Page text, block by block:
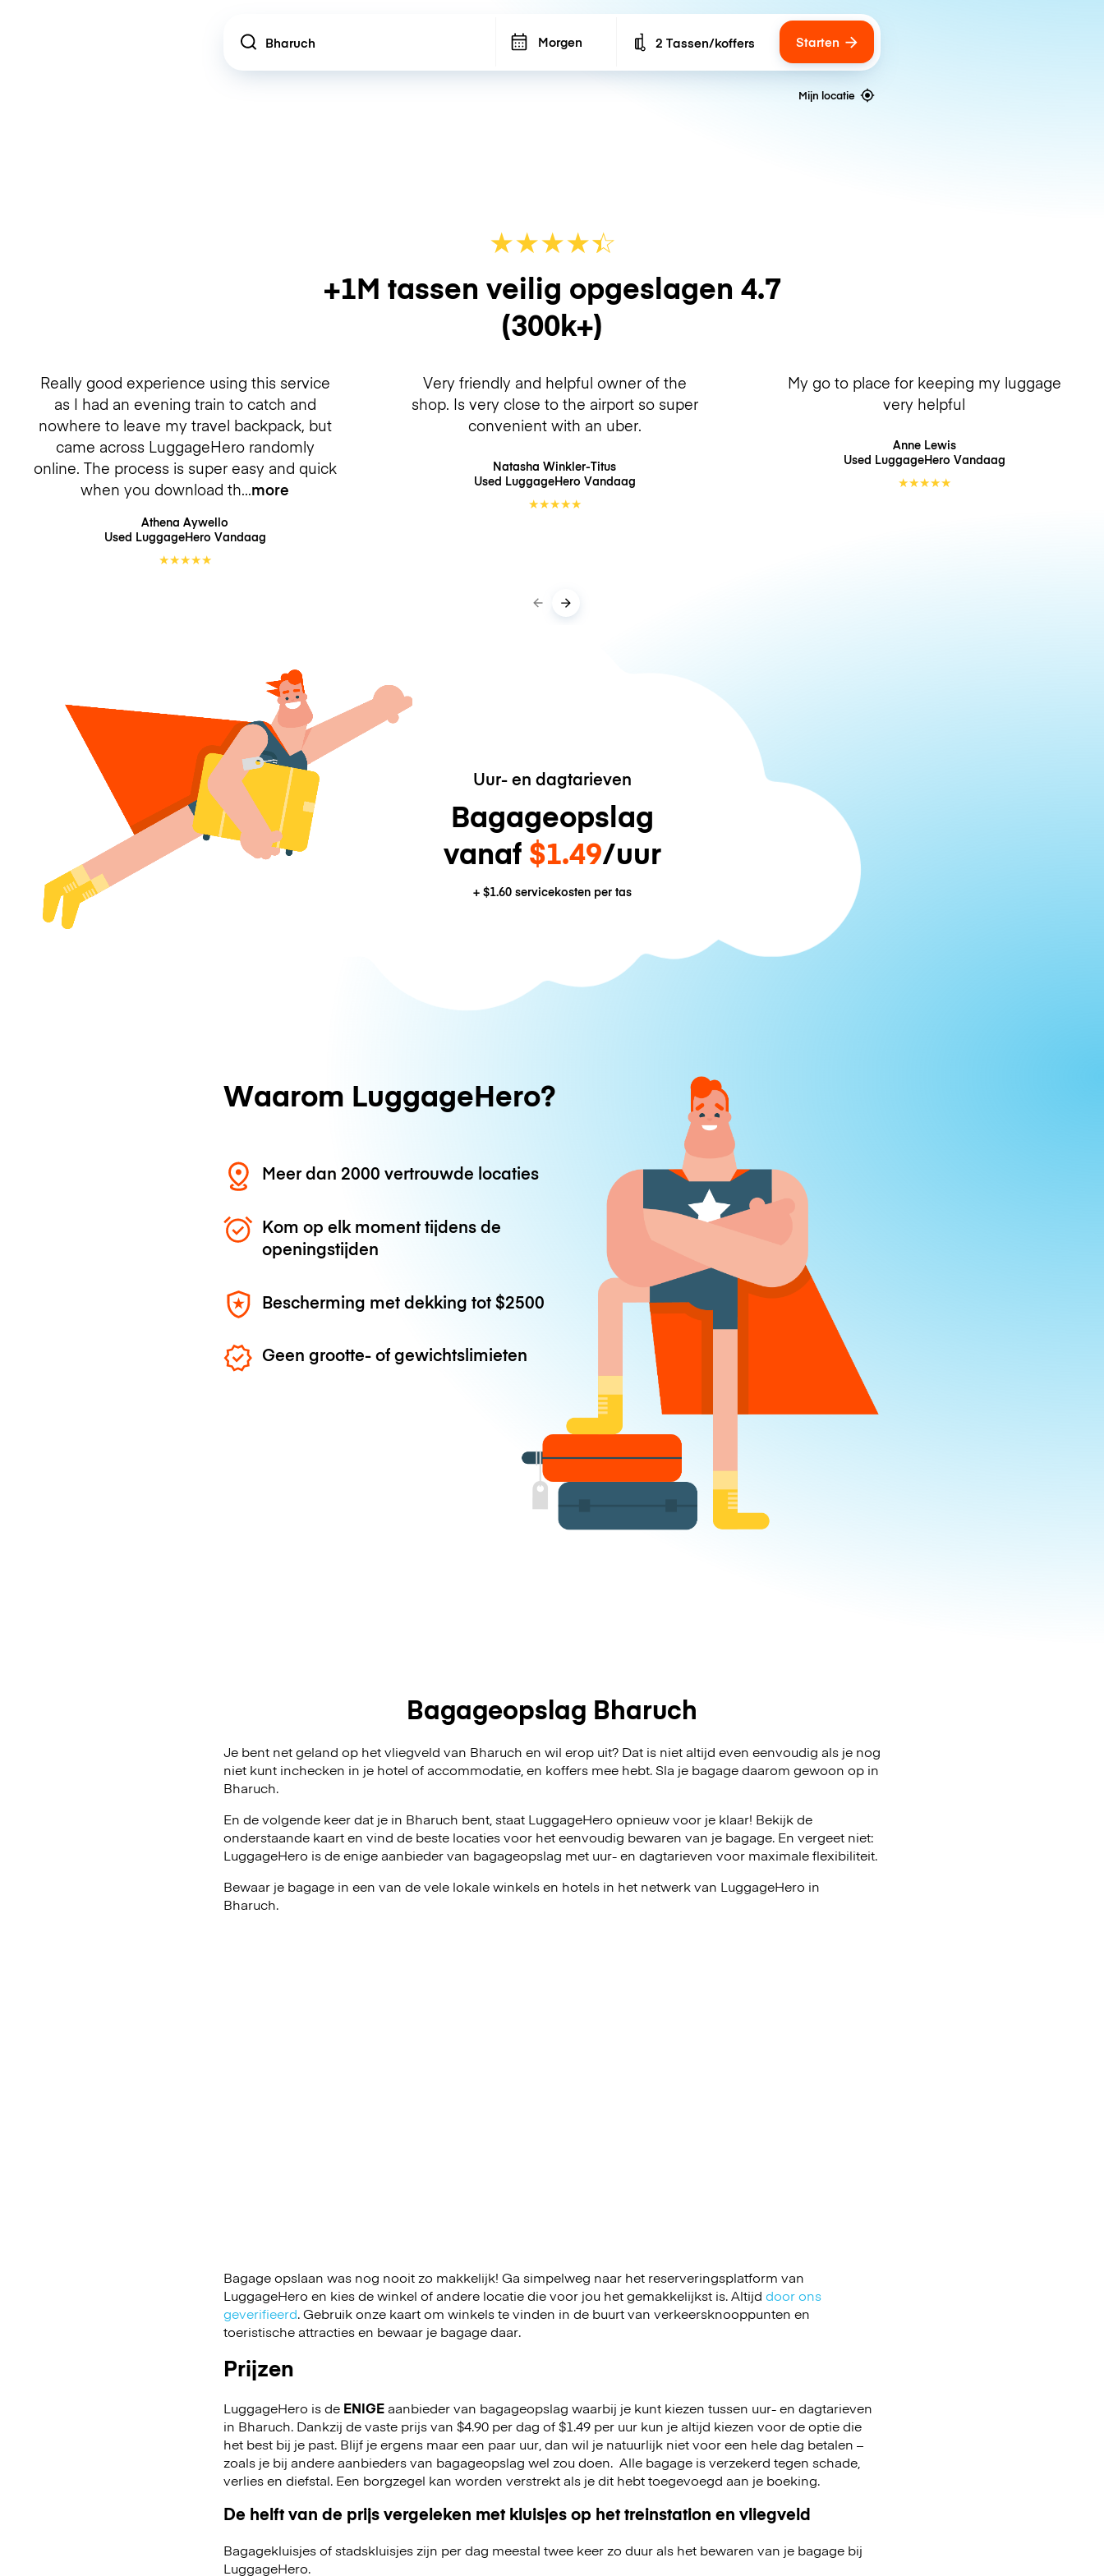
Location Morgen Number of bags
2 Tassen/koffers Starten
Mijn locatie
★★★★☆
★
+1M tassen veilig opgeslagen 4.7
(300k+)
Really good experience using this service
as I had an evening train to catch and
nowhere to leave my travel backpack, but
came across LuggageHero randomly
online. The process is super easy and quick
when you download th more
Athena Aywello
Used LuggageHero Vandaag
★★★★★
Very friendly and helpful owner of the
shop. Is very close to the airport so super
convenient with an uber.
Natasha Winkler-Titus
Used LuggageHero Vandaag
★★★★★
My go to place for keeping my luggage
very helpful
Anne Lewis
Used LuggageHero Vandaag
★★★★★
Uur- en dagtarieven
Bagageopslag
vanaf $1.49/uur
+ $1.60servicekosten per tas
Waarom LuggageHero?
Meer dan 2000 vertrouwde locaties
Kom op elk moment tijdens de
openingstijden
Bescherming met dekking tot$2500
Geen grootte- of gewichtslimieten
Bagageopslag Bharuch
Je bent net geland op het vliegveld van Bharuch en wil erop uit? Dat is niet altijd even eenvoudig als je nog
niet kunt inchecken in je hotel of accommodatie, en koffers mee hebt. Sla je bagage daarom gewoon op in
Bharuch.
En de volgende keer dat je in Bharuch bent, staat LuggageHero opnieuw voor je klaar! Bekijk de
onderstaande kaart en vind de beste locaties voor het eenvoudig bewaren van je bagage. En vergeet niet:
LuggageHero is de enige aanbieder van bagageopslag met uur- en dagtarieven voor maximale flexibiliteit.
Bewaar je bagage in een van de vele lokale winkels en hotels in het netwerk van LuggageHero in
Bharuch.
Bagage opslaan was nog nooit zo makkelijk! Ga simpelweg naar het reserveringsplatform van
LuggageHero en kies de winkel of andere locatie die voor jou het gemakkelijkst is. Altijd door ons
geverifieerd. Gebruik onze kaart om winkels te vinden in de buurt van verkeersknooppunten en
toeristische attracties en bewaar je bagage daar.
Prijzen
LuggageHero is de ENIGEaanbieder van bagageopslag waarbij je kunt kiezen tussen uur- en dagtarieven
in Bharuch. Dankzij de vaste prijs van $4.90 per dag of $1.49 per uur kun je altijd kiezen voor de optie die
het best bij je past. Blijf je ergens maar een paar uur, dan wil je natuurlijk niet voor een hele dag betalen –
zoals je bij andere aanbieders van bagageopslag wel zou doen. Alle bagage is verzekerd tegen schade,
verlies en diefstal. Een borgzegel kan worden verstrekt als je dit hebt toegevoegd aan je boeking.
De helft van de prijs vergeleken met kluisjes op het treinstation en vliegveld
Bagagekluisjes of stadskluisjes zijn per dag meestal twee keer zo duur als het bewaren van je bagage bij
LuggageHero.